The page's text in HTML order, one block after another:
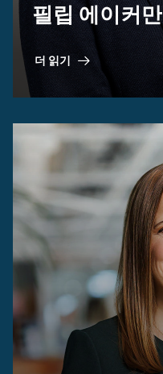
필립 에이커만
더 읽기